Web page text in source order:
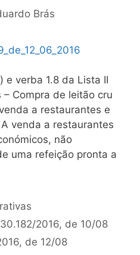
Brás
e verba 1.8 da Lista II
– Compra de leitão cru
a restaurantes e
venda a restaurantes
não
uma refeição pronta a
2016, de 10/08
de 12/08